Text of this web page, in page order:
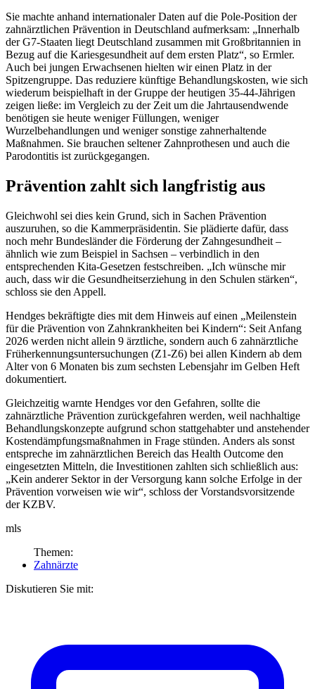
Sie machte anhand internationaler Daten auf die Pole-Position der
zahnärztlichen Prävention in Deutschland aufmerksam: „Innerhalb
der G7-Staaten liegt Deutschland zusammen mit Großbritannien in
Bezug auf die Kariesgesundheit auf dem ersten Platz“, so Ermler.
Auch bei jungen Erwachsenen hielten wir einen Platz in der
Spitzengruppe. Das reduziere künftige Behandlungskosten, wie sich
wiederum beispielhaft in der Gruppe der heutigen 35-44-Jährigen
zeigen ließe: im Vergleich zu der Zeit um die Jahrtausendwende
benötigen sie heute weniger Füllungen, weniger
Wurzelbehandlungen und weniger sonstige zahnerhaltende
Maßnahmen. Sie brauchen seltener Zahnprothesen und auch die
Parodontitis ist zurückgegangen.
Prävention zahlt sich langfristig aus
Gleichwohl sei dies kein Grund, sich in Sachen Prävention
auszuruhen, so die Kammerpräsidentin. Sie plädierte dafür, dass
noch mehr Bundesländer die Förderung der Zahngesundheit –
ähnlich wie zum Beispiel in Sachsen – verbindlich in den
entsprechenden Kita-Gesetzen festschreiben. „Ich wünsche mir
auch, dass wir die Gesundheitserziehung in den Schulen stärken“,
schloss sie den Appell.
Hendges bekräftigte dies mit dem Hinweis auf einen „Meilenstein
für die Prävention von Zahnkrankheiten bei Kindern“: Seit Anfang
2026 werden nicht allein 9 ärztliche, sondern auch 6 zahnärztliche
Früherkennungsuntersuchungen (Z1-Z6) bei allen Kindern ab dem
Alter von 6 Monaten bis zum sechsten Lebensjahr im Gelben Heft
dokumentiert.
Gleichzeitig warnte Hendges vor den Gefahren, sollte die
zahnärztliche Prävention zurückgefahren werden, weil nachhaltige
Behandlungskonzepte aufgrund schon stattgehabter und anstehender
Kostendämpfungsmaßnahmen in Frage stünden. Anders als sonst
entspreche im zahnärztlichen Bereich das Health Outcome den
eingesetzten Mitteln, die Investitionen zahlten sich schließlich aus:
„Kein anderer Sektor in der Versorgung kann solche Erfolge in der
Prävention vorweisen wie wir“, schloss der Vorstandsvorsitzende
der KZBV.
mls
Themen:
Zahnärzte
Diskutieren Sie mit: